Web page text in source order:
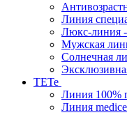
Линия
Люкс-линия
Мужская
Солнечная
TETe
Линия 100%
Линия